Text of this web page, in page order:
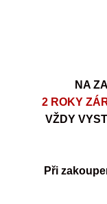
NA
2 ROKY
VŽDY
Při